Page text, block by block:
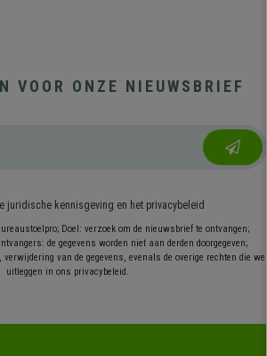
VOOR ONZE NIEUWSBRIEF
juridische kennisgeving en het privacybeleid
Doel: verzoek om de nieuwsbrief te ontvangen;
de gegevens worden niet aan derden doorgegeven;
verwijdering van de gegevens, evenals de overige rechten die we
uitleggen in ons privacybeleid.